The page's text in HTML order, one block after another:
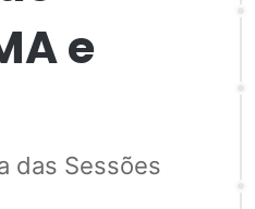
e
das Sessões